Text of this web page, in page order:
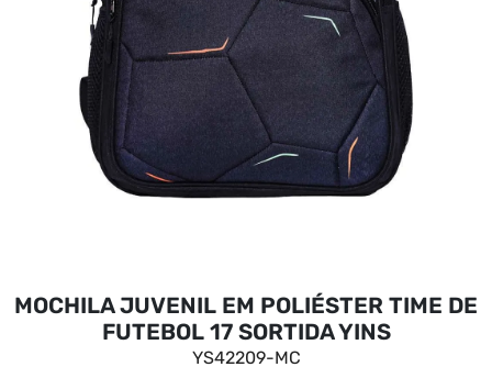
MOCHILA JUVENIL EM POLIÉSTER TIME DE
FUTEBOL 17 SORTIDA YINS
YS42209-MC